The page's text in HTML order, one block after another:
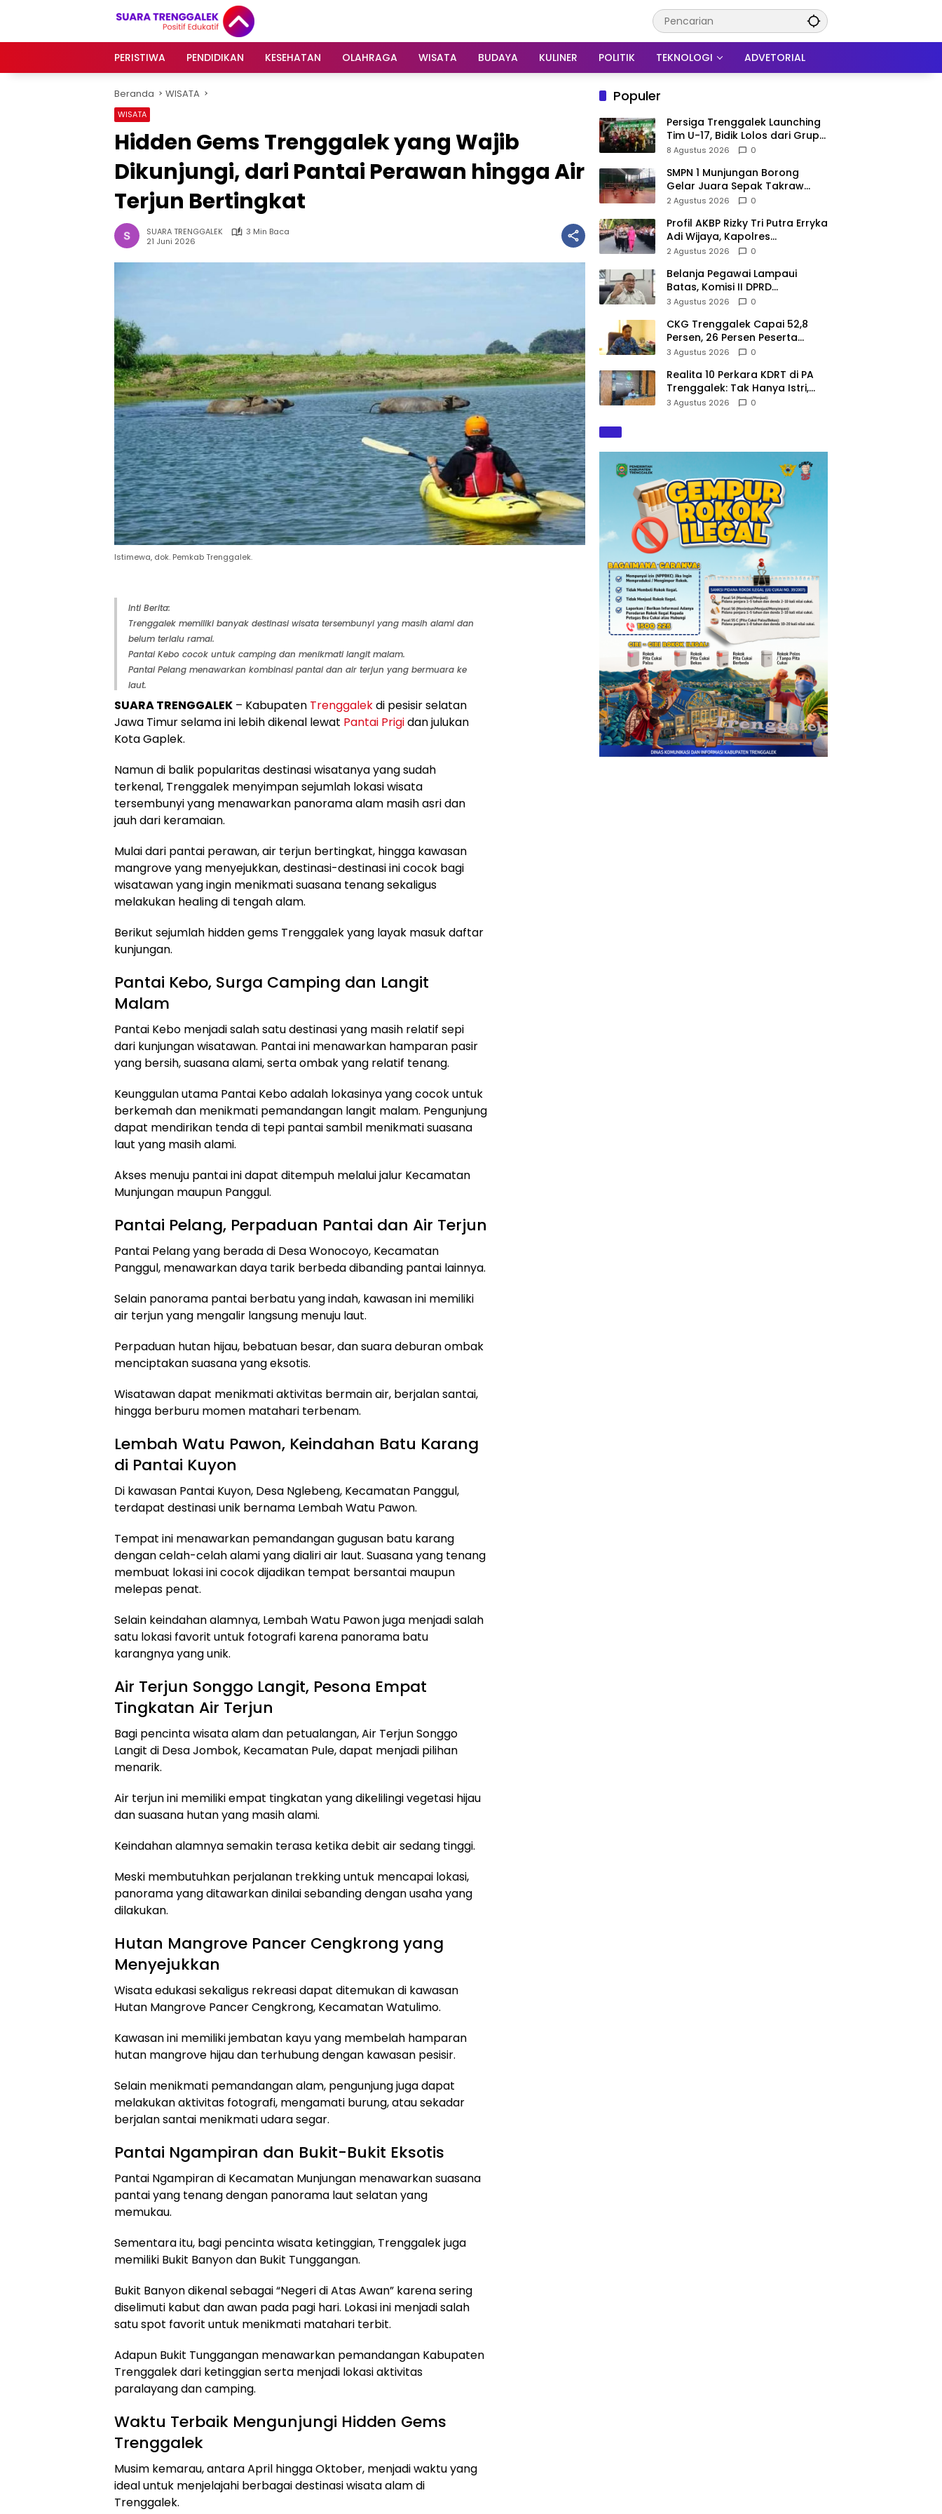
PERISTIWA
PENDIDIKAN KESEHATAN OLAHRAGA WISATA BUDAYA KULINER POLITIK TEKNOLOGI ADVETORIAL
Beranda WISATA
WISATA
Hidden Gems Trenggalek yang Wajib
Dikunjungi, dari Pantai Perawan hingga Air
Terjun Bertingkat
SUARA TRENGGALEK
3 Min Baca
21 Juni 2026
Istimewa, dok. Pemkab Trenggalek.
Inti Berita:
Trenggalek memiliki banyak destinasi wisata tersembunyi yang masih alami dan
belum terlalu ramai.
Pantai Kebo cocok untuk camping dan menikmati langit malam.
Pantai Pelang menawarkan kombinasi pantai dan air terjun yang bermuara ke
laut.
SUARA TRENGGALEK – Kabupaten Trenggalekdi pesisir selatan
Jawa Timur selama ini lebih dikenal lewat Pantai Prigidan julukan
Kota Gaplek.
Namun di balik popularitas destinasi wisatanya yang sudah
terkenal, Trenggalek menyimpan sejumlah lokasi wisata
tersembunyi yang menawarkan panorama alam masih asri dan
jauh dari keramaian.
Mulai dari pantai perawan, air terjun bertingkat, hingga kawasan
mangrove yang menyejukkan, destinasi-destinasi ini cocok bagi
wisatawan yang ingin menikmati suasana tenang sekaligus
melakukan healing di tengah alam.
Berikut sejumlah hidden gems Trenggalek yang layak masuk daftar
kunjungan.
Pantai Kebo, Surga Camping dan Langit
Malam
Pantai Kebo menjadi salah satu destinasi yang masih relatif sepi
dari kunjungan wisatawan. Pantai ini menawarkan hamparan pasir
yang bersih, suasana alami, serta ombak yang relatif tenang.
Keunggulan utama Pantai Kebo adalah lokasinya yang cocok untuk
berkemah dan menikmati pemandangan langit malam. Pengunjung
dapat mendirikan tenda di tepi pantai sambil menikmati suasana
laut yang masih alami.
Akses menuju pantai ini dapat ditempuh melalui jalur Kecamatan
Munjungan maupun Panggul.
Pantai Pelang, Perpaduan Pantai dan Air Terjun
Pantai Pelang yang berada di Desa Wonocoyo, Kecamatan
Panggul, menawarkan daya tarik berbeda dibanding pantai lainnya.
Selain panorama pantai berbatu yang indah, kawasan ini memiliki
air terjun yang mengalir langsung menuju laut.
Perpaduan hutan hijau, bebatuan besar, dan suara deburan ombak
menciptakan suasana yang eksotis.
Wisatawan dapat menikmati aktivitas bermain air, berjalan santai,
hingga berburu momen matahari terbenam.
Lembah Watu Pawon, Keindahan Batu Karang
di Pantai Kuyon
Di kawasan Pantai Kuyon, Desa Nglebeng, Kecamatan Panggul,
terdapat destinasi unik bernama Lembah Watu Pawon.
Tempat ini menawarkan pemandangan gugusan batu karang
dengan celah-celah alami yang dialiri air laut. Suasana yang tenang
membuat lokasi ini cocok dijadikan tempat bersantai maupun
melepas penat.
Selain keindahan alamnya, Lembah Watu Pawon juga menjadi salah
satu lokasi favorit untuk fotografi karena panorama batu
karangnya yang unik.
Air Terjun Songgo Langit, Pesona Empat
Tingkatan Air Terjun
Bagi pencinta wisata alam dan petualangan, Air Terjun Songgo
Langit di Desa Jombok, Kecamatan Pule, dapat menjadi pilihan
menarik.
Air terjun ini memiliki empat tingkatan yang dikelilingi vegetasi hijau
dan suasana hutan yang masih alami.
Keindahan alamnya semakin terasa ketika debit air sedang tinggi.
Meski membutuhkan perjalanan trekking untuk mencapai lokasi,
panorama yang ditawarkan dinilai sebanding dengan usaha yang
dilakukan.
Hutan Mangrove Pancer Cengkrong yang
Menyejukkan
Wisata edukasi sekaligus rekreasi dapat ditemukan di kawasan
Hutan Mangrove Pancer Cengkrong, Kecamatan Watulimo.
Kawasan ini memiliki jembatan kayu yang membelah hamparan
hutan mangrove hijau dan terhubung dengan kawasan pesisir.
Selain menikmati pemandangan alam, pengunjung juga dapat
melakukan aktivitas fotografi, mengamati burung, atau sekadar
berjalan santai menikmati udara segar.
Pantai Ngampiran dan Bukit-Bukit Eksotis
Pantai Ngampiran di Kecamatan Munjungan menawarkan suasana
pantai yang tenang dengan panorama laut selatan yang
memukau.
Sementara itu, bagi pencinta wisata ketinggian, Trenggalek juga
memiliki Bukit Banyon dan Bukit Tunggangan.
Bukit Banyon dikenal sebagai “Negeri di Atas Awan” karena sering
diselimuti kabut dan awan pada pagi hari. Lokasi ini menjadi salah
satu spot favorit untuk menikmati matahari terbit.
Adapun Bukit Tunggangan menawarkan pemandangan Kabupaten
Trenggalek dari ketinggian serta menjadi lokasi aktivitas
paralayang dan camping.
Waktu Terbaik Mengunjungi Hidden Gems
Trenggalek
Musim kemarau, antara April hingga Oktober, menjadi waktu yang
ideal untuk menjelajahi berbagai destinasi wisata alam di
Trenggalek.
Populer
Persiga Trenggalek Launching
Tim U-17, Bidik Lolos dari Grup
N Piala Soeratin
8 Agustus 2026 0
SMPN 1 Munjungan Borong
Gelar Juara Sepak Takraw
PHBN Trenggalek 2026, Jadi
2 Agustus 2026 0
Profil AKBP Rizky Tri Putra Erryka
Adi Wijaya, Kapolres
Trenggalek Baru yang Raih
2 Agustus 2026 0
Belanja Pegawai Lampaui
Batas, Komisi II DPRD
Trenggalek Nilai Pemda Salah
3 Agustus 2026 0
CKG Trenggalek Capai 52,8
Persen, 26 Persen Peserta
Berpotensi Alami Masalah
3 Agustus 2026 0
Realita 10 Perkara KDRT di PA
Trenggalek: Tak Hanya Istri,
Suami Juga Jadi Korban
3 Agustus 2026 0